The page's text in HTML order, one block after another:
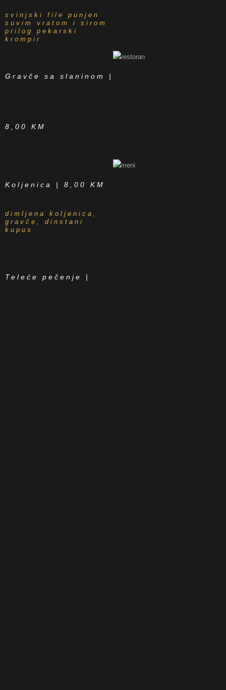
svinjski file punjen
suvim vratom i sirom
prilog pekarski
krompir
Gravče sa slaninom |
8,00 KM
Koljenica | 8,00 KM
dimljena koljenica,
gravče, dinstani
kupus
Teleće pečenje |